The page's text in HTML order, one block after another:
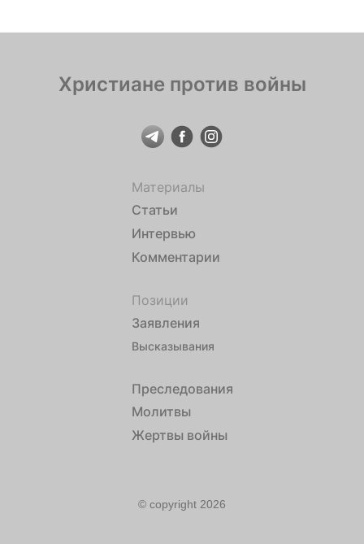
Христиане против войны
Материалы
Статьи
Интервью
Комментарии
Позиции
Заявления
Высказывания
Преследования
Молитвы
Жертвы войны
© copyright 2026